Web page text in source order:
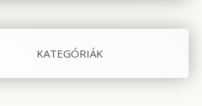
KATEGÓRIÁK